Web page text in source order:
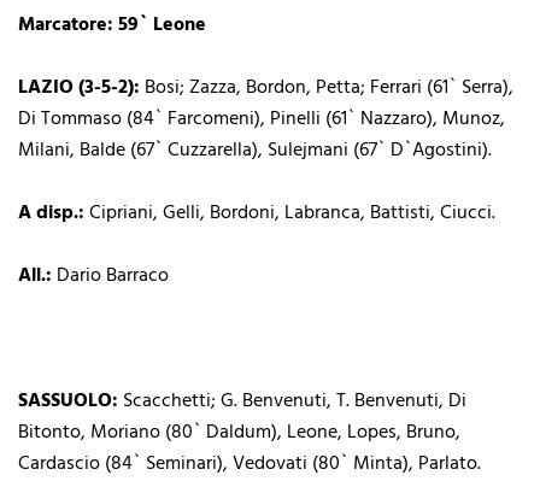
Marcatore: 59` Leone
LAZIO (3-5-2): Bosi; Zazza, Bordon, Petta; Ferrari (61` Serra),
Di Tommaso (84` Farcomeni), Pinelli (61` Nazzaro), Munoz,
Milani, Balde (67` Cuzzarella), Sulejmani (67` D`Agostini).
A disp.:Cipriani, Gelli, Bordoni, Labranca, Battisti, Ciucci.
All.: Dario Barraco
SASSUOLO: Scacchetti; G. Benvenuti, T. Benvenuti, Di
Bitonto, Moriano (80` Daldum), Leone, Lopes, Bruno,
Cardascio (84` Seminari), Vedovati (80` Minta), Parlato.